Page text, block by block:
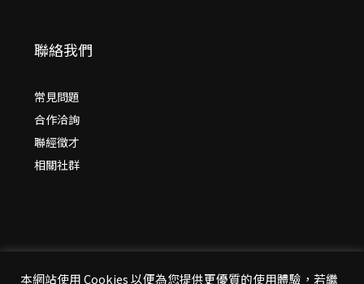
聯絡我們
常見問題
合作洽詢
聯經徵才
相關社群
本網站使用 Cookies 以便為您提供更優質的使用體驗，若繼